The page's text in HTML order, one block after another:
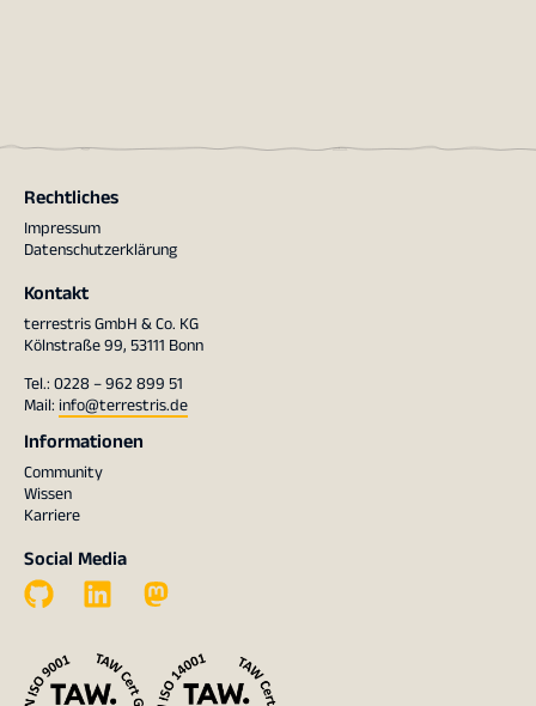
Rechtliches
Impressum
Datenschutzerklärung
Kontakt
terrestris GmbH & Co. KG
Kölnstraße 99, 53111 Bonn
Tel.: 0228 – 962 899 51
Mail: info@terrestris.de
Informationen
Community
Wissen
Karriere
Social Media